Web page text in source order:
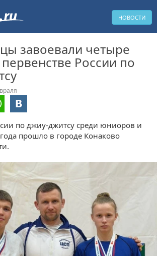
НОВОСТИ
завоевали четыре
России по
по джиу-джитсу среди юниоров и
прошло в городе Конаково